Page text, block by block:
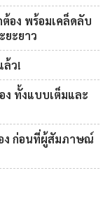
อง พร้อมเคล็ดลับ
ยะยาว
ล้ว!
ง ทั้งแบบเต็มและ
ง ก่อนที่ผู้สัมภาษณ์